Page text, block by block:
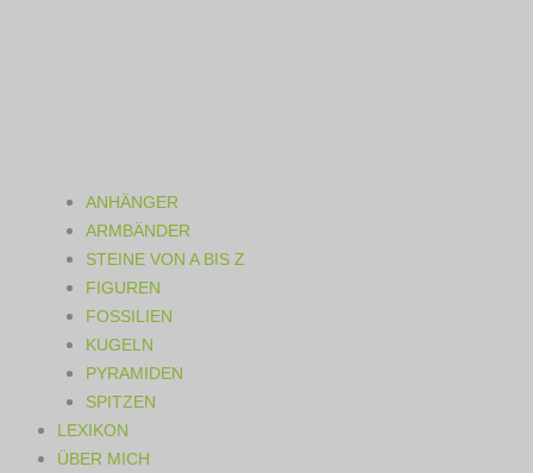
ANHÄNGER
ARMBÄNDER
STEINE VON A BIS Z
FIGUREN
FOSSILIEN
KUGELN
PYRAMIDEN
SPITZEN
LEXIKON
ÜBER MICH